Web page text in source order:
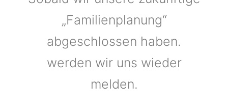
„Familienplanung“
abgeschlossen haben.
werden wir uns wieder
melden.